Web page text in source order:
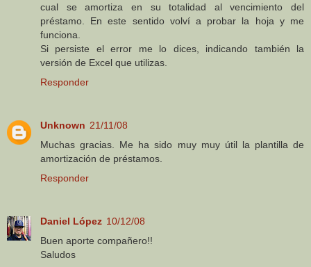
cual se amortiza en su totalidad al vencimiento del
préstamo. En este sentido volví a probar la hoja y me
funciona.
Si persiste el error me lo dices, indicando también la
versión de Excel que utilizas.
Responder
Unknown 21/11/08
Muchas gracias. Me ha sido muy muy útil la plantilla de
amortización de préstamos.
Responder
Daniel López 10/12/08
Buen aporte compañero!!
Saludos